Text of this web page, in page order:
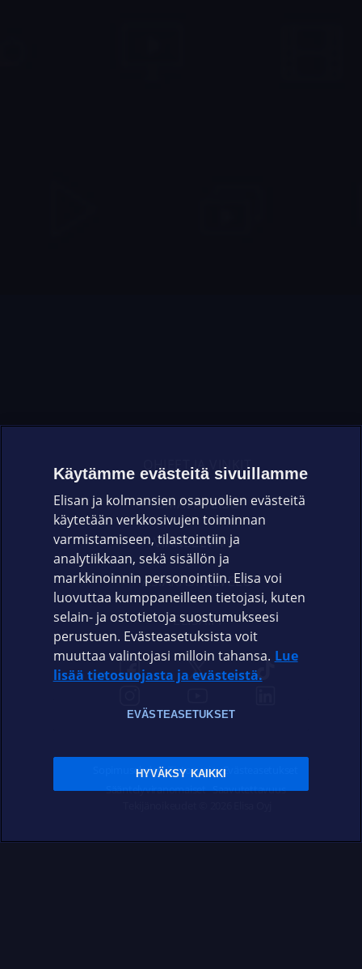
OHJEET JA VINKIT
OMAYHTEISÖ
VIANSELVITYS
ASIAKASPALVELU
ELISA.FI
Sopimusehdot Tietosuoja Evästeasetukset
Sääntelyviranomaiset Saavutettavuus
Käytämme evästeitä sivuillamme
Elisan ja kolmansien osapuolien evästeitä
käytetään verkkosivujen toiminnan
varmistamiseen, tilastointiin ja
analytiikkaan, sekä sisällön ja
markkinoinnin personointiin. Elisa voi
luovuttaa kumppaneilleen tietojasi, kuten
selain- ja ostotietoja suostumukseesi
perustuen. Evästeasetuksista voit
muuttaa valintojasi milloin tahansa. Lue
lisää tietosuojasta ja evästeistä.
EVÄSTEASETUKSET
HYVÄKSY KAIKKI